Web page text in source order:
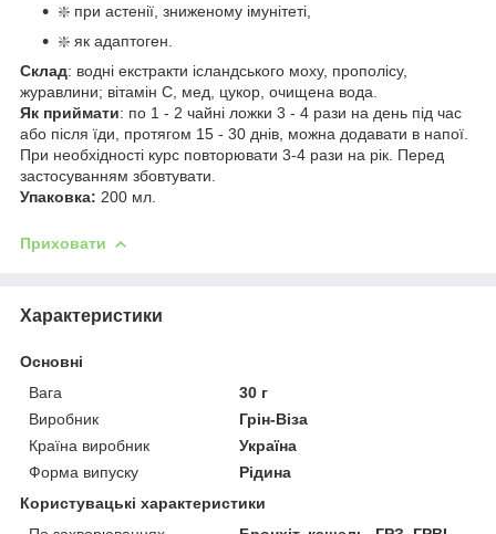
❇️ при астенії, зниженому імунітеті,
❇️ як адаптоген.
Склад: водні екстракти ісландського моху, прополісу,
журавлини; вітамін С, мед, цукор, очищена вода.
Як приймати: по 1 - 2 чайні ложки 3 - 4 рази на день під час
або після їди, протягом 15 - 30 днів, можна додавати в напої.
При необхідності курс повторювати 3-4 рази на рік. Перед
застосуванням збовтувати.
Упаковка: 200 мл.
Приховати
Характеристики
Основні
Вага
30 г
Виробник
Грін-Віза
Країна виробник
Україна
Форма випуску
Рідина
Користувацькі характеристики